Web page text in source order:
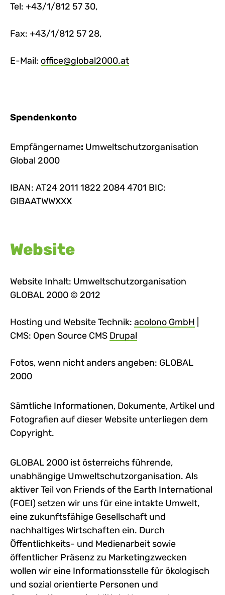
Tel: +43/1/812 57 30,
Fax: +43/1/812 57 28,
E-Mail: office@global2000.at
Spendenkonto
Empfängername: Umweltschutzorganisation
Global 2000
IBAN: AT24 2011 1822 2084 4701 BIC:
GIBAATWWXXX
Website
Website Inhalt: Umweltschutzorganisation
GLOBAL 2000 © 2012
Hosting und Website Technik: acolono GmbH
CMS: Open Source CMS Drupal
Fotos, wenn nicht anders angeben: GLOBAL
2000
Sämtliche Informationen, Dokumente, Artikel und
Fotografien auf dieser Website unterliegen dem
Copyright.
GLOBAL 2000 ist österreichs führende,
unabhängige Umweltschutzorganisation. Als
aktiver Teil von Friends of the Earth International
(FOEI) setzen wir uns für eine intakte Umwelt,
eine zukunftsfähige Gesellschaft und
nachhaltiges Wirtschaften ein. Durch
Öffentlichkeits- und Medienarbeit sowie
öffentlicher Präsenz zu Marketingzwecken
wollen wir eine Informationsstelle für ökologisch
und sozial orientierte Personen und